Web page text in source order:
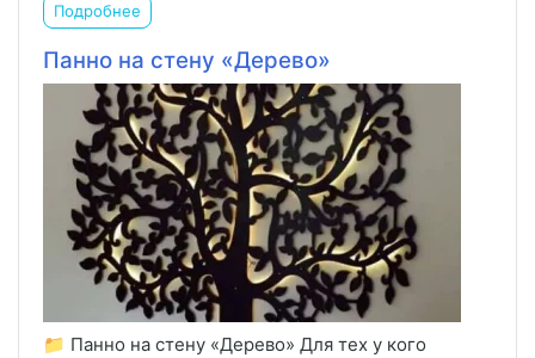
Подробнее
Панно на стену «Дерево»
📁 Панно на стену «Дерево» Для тех у кого